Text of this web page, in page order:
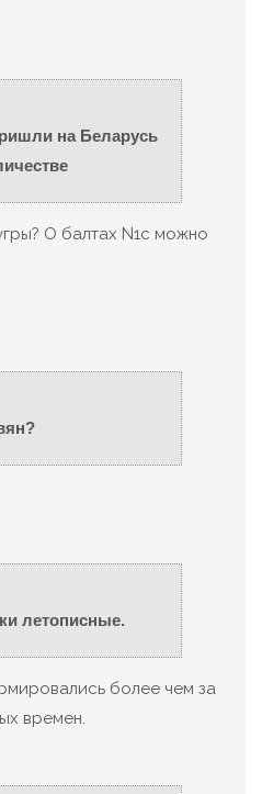
на Беларусь
О балтах N1c можно
летописные.
более чем за
времен.